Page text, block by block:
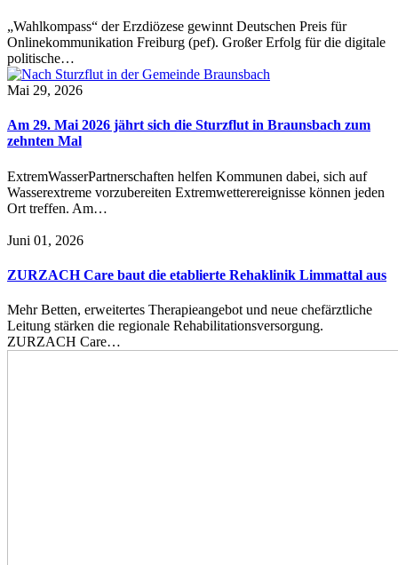
„Wahlkompass“ der Erzdiözese gewinnt Deutschen Preis für
Onlinekommunikation Freiburg (pef). Großer Erfolg für die digitale
politische…
Mai 29, 2026
Am 29. Mai 2026 jährt sich die Sturzflut in Braunsbach zum
zehnten Mal
ExtremWasserPartnerschaften helfen Kommunen dabei, sich auf
Wasserextreme vorzubereiten Extremwetterereignisse können jeden
Ort treffen. Am…
Juni 01, 2026
ZURZACH Care baut die etablierte Rehaklinik Limmattal aus
Mehr Betten, erweitertes Therapieangebot und neue chefärztliche
Leitung stärken die regionale Rehabilitationsversorgung.
ZURZACH Care…